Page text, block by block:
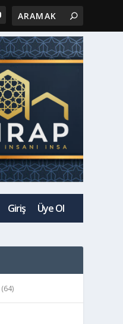
Giriş Üye Ol
(64)